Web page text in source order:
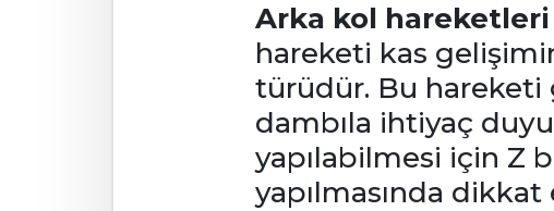
Arka kol hareketleri
hareketi kas
türüdür. Bu hareketi
dambıla ihtiyaç
yapılabilmesi için Z
yapılmasında